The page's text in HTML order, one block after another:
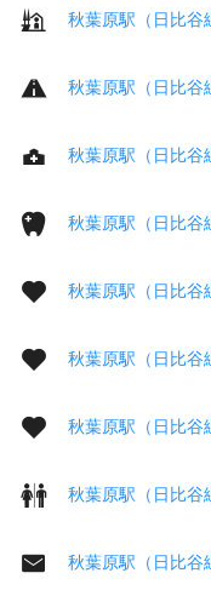
秋葉原駅（日比谷
秋葉原駅（日比
秋葉原駅（日比谷
秋葉原駅（日比谷
秋葉原駅（日比谷
秋葉原駅（日比谷
秋葉原駅（日比
秋葉原駅（日比谷
秋葉原駅（日比谷